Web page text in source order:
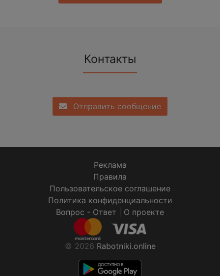
Контакты
Отправить сообщение
Реклама
Правила
Пользовательское соглашение
Политика конфиденциальности
Вопрос - Ответ
О проекте
© 2026 Rabotniki.online